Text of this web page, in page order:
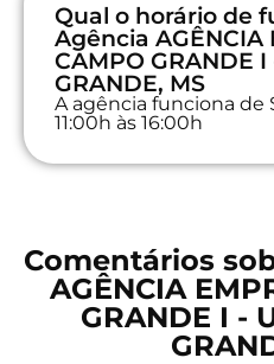
Qual o horário de
Agência AGÊNCIA
CAMPO GRANDE
GRANDE, MS
A agência funciona de
11:00h às 16:00h
Comentários
AGÊNCIA
GRANDE I -